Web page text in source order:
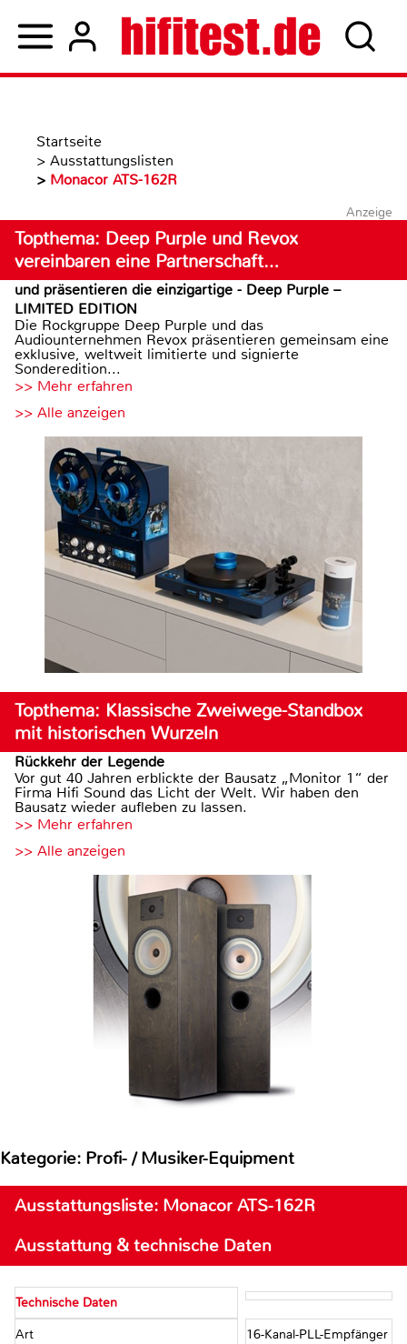
Startseite
> Ausstattungslisten
> Monacor ATS-162R
Anzeige
Topthema: Deep Purple und Revox
vereinbaren eine Partnerschaft…
und präsentieren die einzigartige - Deep Purple –
LIMITED EDITION
Die Rockgruppe Deep Purple und das
Audiounternehmen Revox präsentieren gemeinsam eine
exklusive, weltweit limitierte und signierte
Sonderedition...
>> Mehr erfahren
>> Alle anzeigen
Topthema: Klassische Zweiwege-Standbox
mit historischen Wurzeln
Rückkehr der Legende
Vor gut 40 Jahren erblickte der Bausatz „Monitor 1“ der
Firma Hifi Sound das Licht der Welt. Wir haben den
Bausatz wieder aufleben zu lassen.
>> Mehr erfahren
>> Alle anzeigen
Kategorie: Profi- / Musiker-Equipment
Ausstattungsliste: Monacor ATS-162R
Ausstattung & technische Daten
Technische Daten
Art 16-Kanal-PLL-Empfänger